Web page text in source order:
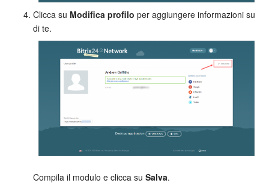
Flussi di lavoro
Marketing
Gestione inventario
Mio profilo
Impostazioni
Clicca su Modifica profilo per aggiungere informazioni su
di te.
Compila il modulo e clicca su Salva.